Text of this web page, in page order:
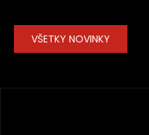
VŠETKY NOVINKY